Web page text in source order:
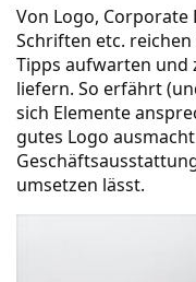
Von Logo, Corporate
Schriften etc.
Tipps aufwarten und
liefern. So erfährt
sich Elemente
gutes Logo
umsetzen lässt.